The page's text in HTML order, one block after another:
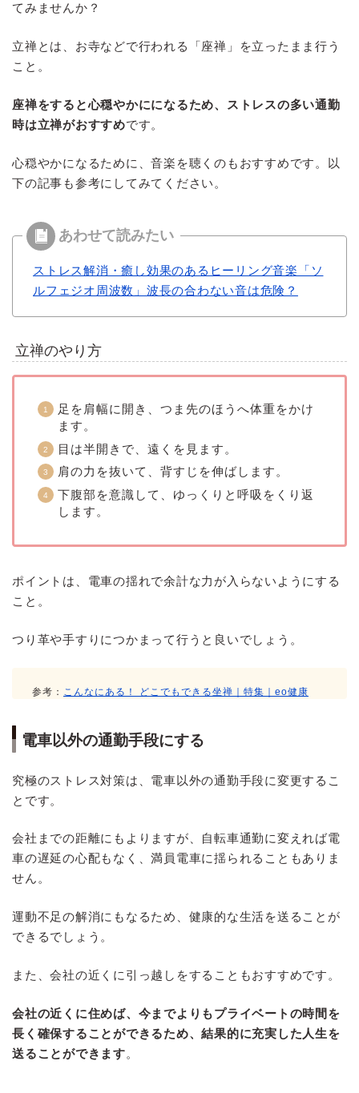
てみませんか？
立禅とは、お寺などで行われる「座禅」を立ったまま行う
こと。
座禅をすると心穏やかにになるため、ストレスの多い通勤
時は立禅がおすすめです。
心穏やかになるために、音楽を聴くのもおすすめです。以
下の記事も参考にしてみてください。
ストレス解消・癒し効果のあるヒーリング音楽「ソ
ルフェジオ周波数」波長の合わない音は危険？
立禅のやり方
足を肩幅に開き、つま先のほうへ体重をかけ
ます。
目は半開きで、遠くを見ます。
肩の力を抜いて、背すじを伸ばします。
下腹部を意識して、ゆっくりと呼吸をくり返
します。
ポイントは、電車の揺れで余計な力が入らないようにする
こと。
つり革や手すりにつかまって行うと良いでしょう。
参考： こんなにある！ どこでもできる坐禅｜特集｜eo健康
電車以外の通勤手段にする
究極のストレス対策は、電車以外の通勤手段に変更するこ
とです。
会社までの距離にもよりますが、自転車通勤に変えれば電
車の遅延の心配もなく、満員電車に揺られることもありま
せん。
運動不足の解消にもなるため、健康的な生活を送ることが
できるでしょう。
また、会社の近くに引っ越しをすることもおすすめです。
会社の近くに住めば、今までよりもプライベートの時間を
長く確保することができるため、結果的に充実した人生を
送ることができます。